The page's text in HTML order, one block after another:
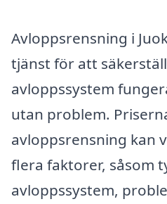
Avloppsrensning i
tjänst för att
avloppssystem
utan problem.
avloppsrensning kan
flera faktorer, såsom
avloppssystem,